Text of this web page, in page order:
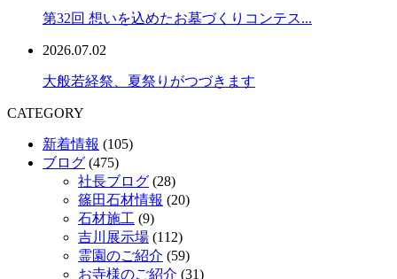
第32回 想いを込めたお墓づくりコンテス...
2026.07.02
大般若経祭、夏祭りがつづきます
CATEGORY
新着情報 (105)
ブログ (475)
社長ブログ (28)
篠田石材情報 (20)
石材施工 (9)
吉川展示場 (112)
霊園のご紹介 (59)
お寺様のご紹介 (31)